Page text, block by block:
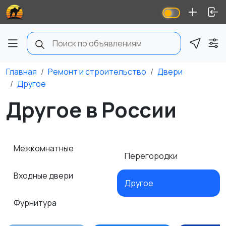
Главная Ремонт и строительство
Двери
Другое
Другое в России
Межкомнатные
Входные двери
Фурнитура
Перегородки
Другое